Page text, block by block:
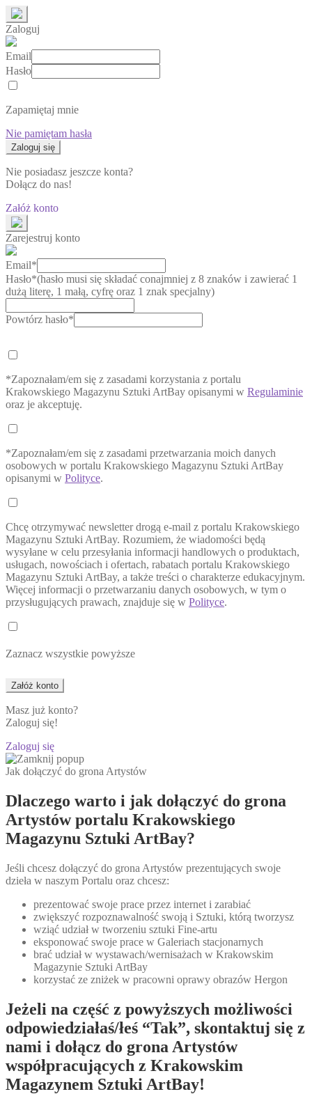
Zaloguj
Email
Hasło
Zapamiętaj mnie
Nie pamiętam hasła
Nie posiadasz jeszcze konta?
Dołącz do nas!
Załóż konto
Zarejestruj konto
Email*
Hasło*(hasło musi się składać conajmniej z 8 znaków i zawierać 1
dużą literę, 1 małą, cyfrę oraz 1 znak specjalny)
Powtórz hasło*
*Zapoznałam/em się z zasadami korzystania z portalu
Krakowskiego Magazynu Sztuki ArtBay opisanymi w Regulaminie
oraz je akceptuję.
*Zapoznałam/em się z zasadami przetwarzania moich danych
osobowych w portalu Krakowskiego Magazynu Sztuki ArtBay
opisanymi w Polityce.
Chcę otrzymywać newsletter drogą e-mail z portalu Krakowskiego
Magazynu Sztuki ArtBay. Rozumiem, że wiadomości będą
wysyłane w celu przesyłania informacji handlowych o produktach,
usługach, nowościach i ofertach, rabatach portalu Krakowskiego
Magazynu Sztuki ArtBay, a także treści o charakterze edukacyjnym.
Więcej informacji o przetwarzaniu danych osobowych, w tym o
przysługujących prawach, znajduje się w Polityce.
Zaznacz wszystkie powyższe
Masz już konto?
Zaloguj się!
Zaloguj się
Jak dołączyć do grona Artystów
Dlaczego warto i jak dołączyć do grona
Artystów portalu Krakowskiego
Magazynu Sztuki ArtBay?
Jeśli chcesz dołączyć do grona Artystów prezentujących swoje
dzieła w naszym Portalu oraz chcesz:
prezentować swoje prace przez internet i zarabiać
zwiększyć rozpoznawalność swoją i Sztuki, którą tworzysz
wziąć udział w tworzeniu sztuki Fine-artu
eksponować swoje prace w Galeriach stacjonarnych
brać udział w wystawach/wernisażach w Krakowskim
Magazynie Sztuki ArtBay
korzystać ze zniżek w pracowni oprawy obrazów Hergon
Jeżeli na część z powyższych możliwości
odpowiedziałaś/łeś “Tak”, skontaktuj się z
nami i dołącz do grona Artystów
współpracujących z Krakowskim
Magazynem Sztuki ArtBay!